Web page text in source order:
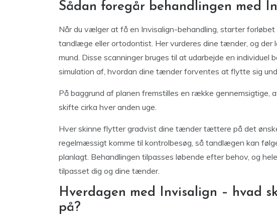
Sådan foregår behandlingen med
Når du vælger at få en Invisalign-behandling, starter forløbet
tandlæge eller ortodontist. Her vurderes dine tænder, og der
mund. Disse scanninger bruges til at udarbejde en individuel
simulation af, hvordan dine tænder forventes at flytte sig
På baggrund af planen fremstilles en række gennemsigtige,
skifte cirka hver anden uge.
Hver skinne flytter gradvist dine tænder tættere på det
regelmæssigt komme til kontrolbesøg, så tandlægen kan
planlagt. Behandlingen tilpasses løbende efter behov, og
tilpasset dig og dine tænder.
Hverdagen med Invisalign – hvad
på?